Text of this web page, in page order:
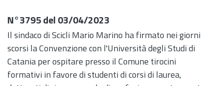
N°3795 del 03/04/2023
Il sindaco di Scicli Mario Marino ha firmato nei giorni
scorsi la Convenzione con l'Università degli Studi di
Catania per ospitare presso il Comune tirocini
formativi in favore di studenti di corsi di laurea,